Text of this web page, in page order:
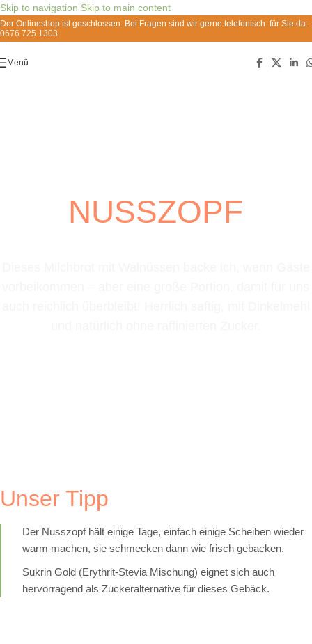
Skip to navigation Skip to main content
Der Onlineshop ist geschlossen. Bei Fragen sind wir gerne telefonisch für Sie da:
0676 725 1303
Menü
NUSSZOPF
Unser Tipp
Der Nusszopf hält einige Tage, einfach einige Scheiben wieder
warm machen, sie schmecken dann wie frisch gebacken.
Sukrin Gold (Erythrit-Stevia Mischung) eignet sich auch
hervorragend als Zuckeralternative für dieses Gebäck.